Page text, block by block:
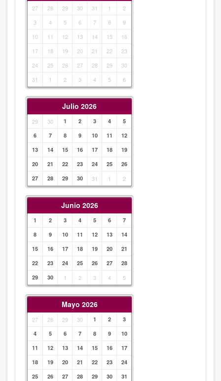
27 28 29 30 31 1
2
3
4 5 6 7 8
9
10
11 12 13 14 15
16
17
18 19 20 21 22
23
24
25 26 27 28 29
30
31
1 2 3 4 5 6
Julio 2026
29 30 1 2 3 4
5
6
7 8 9 10 11
12
13
14 15 16 17 18
19
20
21 22 23 24 25
26
27
28 29 30 31 1 2
Junio 2026
1 2 3 4 5 6
7
8
9 10 11 12 13
14
15
16 17 18 19 20
21
22
23 24 25 26 27
28
29
30 1 2 3 4 5
Mayo 2026
27 28 29 30 1 2
3
4
5 6 7 8 9
10
11
12 13 14 15 16
17
18
19 20 21 22 23
24
25
26 27 28 29 30 31